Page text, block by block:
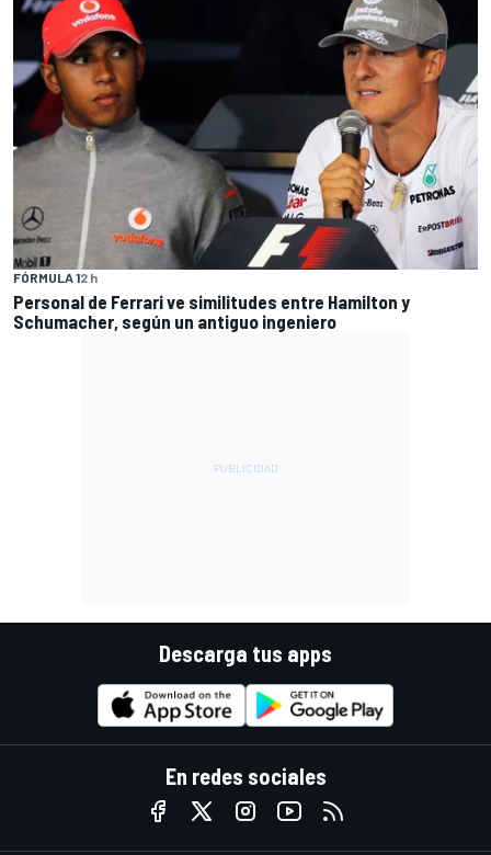
FÓRMULA 12 h
Personal de Ferrari ve similitudes entre Hamilton y
Schumacher, según un antiguo ingeniero
Descarga tus apps
En redes sociales